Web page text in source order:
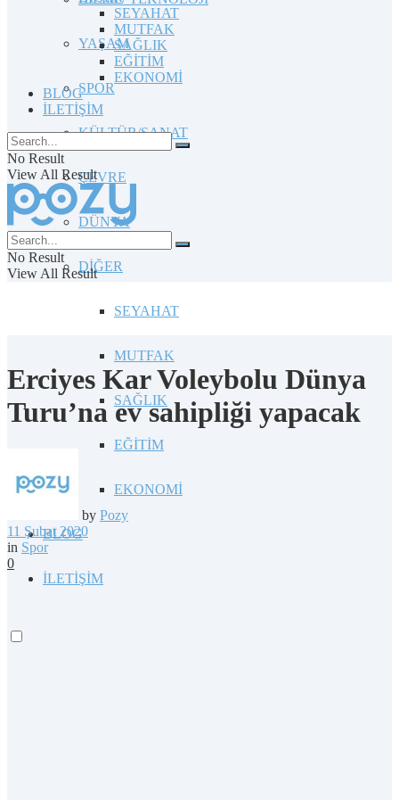
YAŞAM
SPOR
KÜLTÜR/SANAT
ÇEVRE
DÜNYA
DİĞER
SEYAHAT
MUTFAK
SAĞLIK
EĞİTİM
EKONOMİ
BLOG
İLETİŞİM
SEYAHAT
MUTFAK
SAĞLIK
EĞİTİM
EKONOMİ
BLOG
İLETİŞİM
No Result
View All Result
No Result
View All Result
Erciyes Kar Voleybolu Dünya
Turu’na ev sahipliği yapacak
by Pozy
11 Şubat 2020
in Spor
0